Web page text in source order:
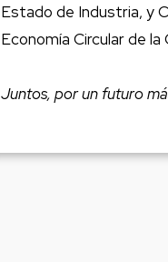
Estado de Industria, y
Economía Circular de
Juntos, por un futuro